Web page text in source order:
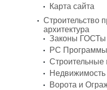
Карта сайта
Строительство
архитектура
Законы ГОСТы
PC Программы
Строительные
Недвижимость
Ворота и